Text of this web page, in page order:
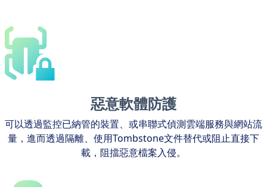
惡意軟體防護
可以透過監控已納管的裝置、或串聯式偵測雲端服務與網站流
量，進而透過隔離、使用Tombstone文件替代或阻止直接下
載，阻擋惡意檔案入侵。